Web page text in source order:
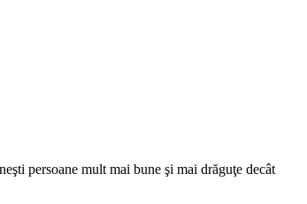
persoane mult mai bune şi mai drăguţe decât